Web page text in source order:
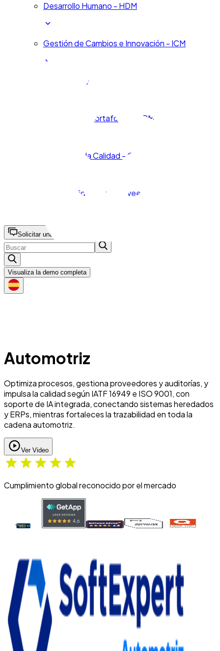
Desarrollo Humano - HDM
Gestión de Cambios e Innovación - ICM
Ciclo de Vida del Producto - PLM
Proyectos y Portafolios - PPM
Gestión de la Calidad - QMS
Ciclo de Vida de los Proveedores - SLM
Solicitar una demostración
Visualiza la demo completa
Automotriz
Optimiza procesos, gestiona proveedores y auditorías, y
impulsa la calidad según IATF 16949 e ISO 9001, con
soporte de IA integrada, conectando sistemas heredados
y ERPs, mientras fortaleces la trazabilidad en toda la
cadena automotriz.
Ver Video
Cumplimiento global reconocido por el mercado